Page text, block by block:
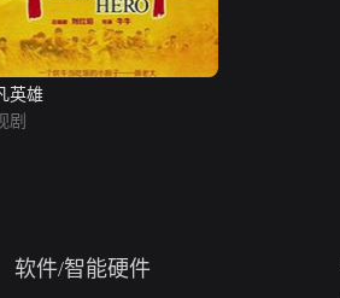
英雄
剧
软件/智能硬件